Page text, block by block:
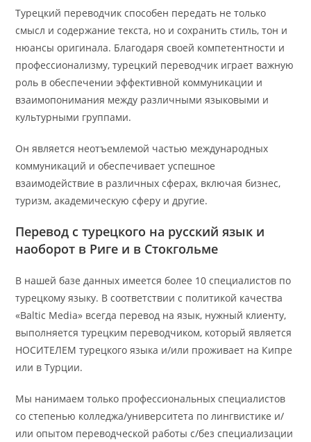
Турецкий переводчик способен передать не только
смысл и содержание текста, но и сохранить стиль, тон и
нюансы оригинала. Благодаря своей компетентности и
профессионализму, турецкий переводчик играет важную
роль в обеспечении эффективной коммуникации и
взаимопонимания между различными языковыми и
культурными группами.
Он является неотъемлемой частью международных
коммуникаций и обеспечивает успешное
взаимодействие в различных сферах, включая бизнес,
туризм, академическую сферу и другие.
Перевод с турецкого на русский язык и
наоборот в Риге и в Стокгольме
В нашей базе данных имеется более 10 специалистов по
турецкому языку. В соответствии с политикой качества
«Baltic Media» всегда перевод на язык, нужный клиенту,
выполняется турецким переводчиком, который является
НОСИТЕЛЕМ турецкого языка и/или проживает на Кипре
или в Турции.
Мы нанимаем только профессиональных специалистов
со степенью колледжа/университета по лингвистике и/
или опытом переводческой работы с/без специализации